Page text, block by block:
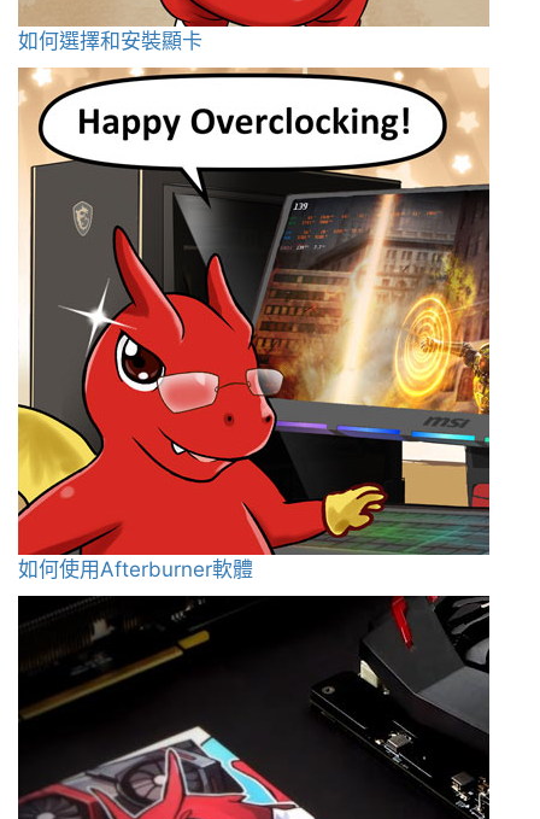
如何選擇和安裝顯卡
如何使用Afterburner軟體